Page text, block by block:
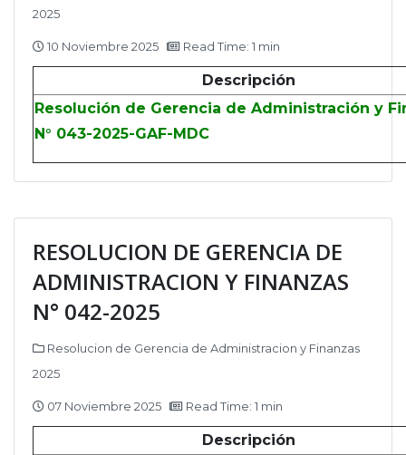
2025
10 Noviembre 2025 Read Time: 1 min
Descripción
Resolución de Gerencia de Administración y
N° 043-2025-GAF-MDC
RESOLUCION DE GERENCIA DE
ADMINISTRACION Y FINANZAS
N° 042-2025
Resolucion de Gerencia de Administracion y Finanzas
2025
07 Noviembre 2025 Read Time: 1 min
Descripción